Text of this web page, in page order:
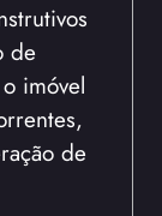
de
imóvel
de